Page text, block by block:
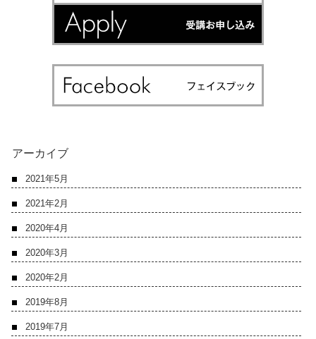
アーカイブ
2021年5月
2021年2月
2020年4月
2020年3月
2020年2月
2019年8月
2019年7月